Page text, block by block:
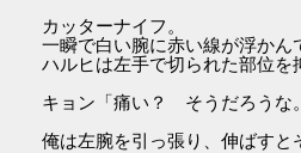
カッターナイフ。
一瞬で白い腕に赤い線が浮かん
ハルヒは左手で切られた部位を
キョン「痛い？ そうだろうな
俺は左腕を引っ張り、伸ばすと